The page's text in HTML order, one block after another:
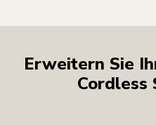
Erweitern Sie
Cordless